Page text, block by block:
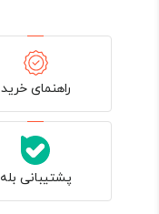
راهنمای خرید
پشتیبانی بله